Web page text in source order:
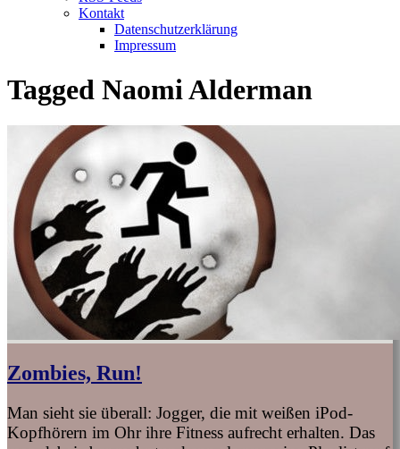
Kontakt
Datenschutzerklärung
Impressum
Tagged Naomi Alderman
Zombies, Run!
Man sieht sie überall: Jogger, die mit weißen iPod-
Kopfhörern im Ohr ihre Fitness aufrecht erhalten. Das